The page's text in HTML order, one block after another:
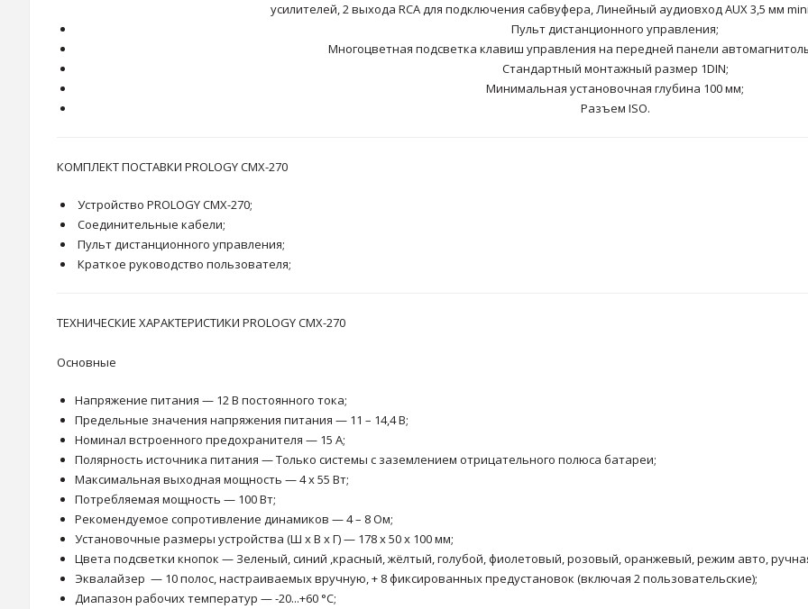
усилителей, 2 выхода RCA для подключения сабвуфера, Линейный аудиовход AUX 3,5 мм
Пульт дистанционного управления;
Многоцветная подсветка клавиш управления на передней панели
Стандартный монтажный размер 1DIN;
Минимальная установочная глубина 100 мм;
Разъем ISO.
КОМПЛЕКТ ПОСТАВКИ PROLOGY CMX-270
Устройство PROLOGY CMX-270;
Соединительные кабели;
Пульт дистанционного управления;
Краткое руководство пользователя;
ТЕХНИЧЕСКИЕ ХАРАКТЕРИСТИКИ PROLOGY CMX-270
Основные
Напряжение питания — 12 В постоянного тока;
Предельные значения напряжения питания — 11 – 14,4 В;
Номинал встроенного предохранителя — 15 А;
Полярность источника питания — Только системы с заземлением отрицательного полюса батареи;
Максимальная выходная мощность — 4 x 55 Вт;
Потребляемая мощность — 100 Вт;
Рекомендуемое сопротивление динамиков — 4 – 8 Ом;
Установочные размеры устройства (Ш x В x Г) — 178 x 50 x 100 мм;
Цвета подсветки кнопок — Зеленый, синий ,красный, жёлтый, голубой, фиолетовый, розовый, оранжевый, режим авто,
Эквалайзер — 10 полос, настраиваемых вручную, + 8 фиксированных предустановок (включая 2 пользовательские);
Диапазон рабочих температур — -20...+60 °С;